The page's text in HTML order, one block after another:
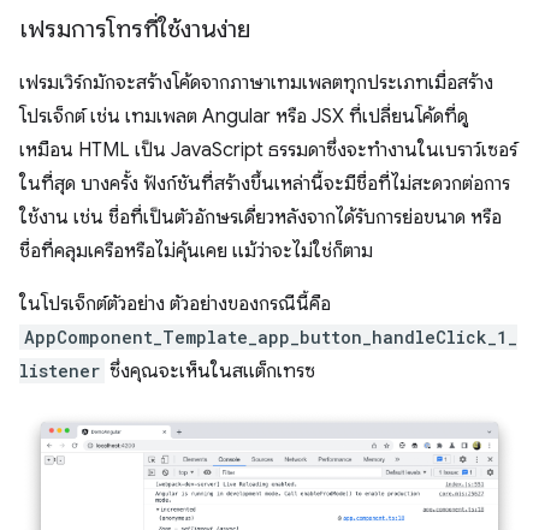
เฟรมการโทรที่ใช้งานง่าย
เฟรมเวิร์กมักจะสร้างโค้ดจากภาษาเทมเพลตทุกประเภทเมื่อสร้าง
โปรเจ็กต์ เช่น เทมเพลต Angular หรือ JSX ที่เปลี่ยนโค้ดที่ดู
เหมือน HTML เป็น JavaScript ธรรมดาซึ่งจะทำงานในเบราว์เซอร์
ในที่สุด บางครั้ง ฟังก์ชันที่สร้างขึ้นเหล่านี้จะมีชื่อที่ไม่สะดวกต่อการ
ใช้งาน เช่น ชื่อที่เป็นตัวอักษรเดี่ยวหลังจากได้รับการย่อขนาด หรือ
ชื่อที่คลุมเครือหรือไม่คุ้นเคย แม้ว่าจะไม่ใช่ก็ตาม
ในโปรเจ็กต์ตัวอย่าง ตัวอย่างของกรณีนี้คือ
AppComponent_Template_app_button_handleClick_1_
listener ซึ่งคุณจะเห็นในสแต็กเทรซ